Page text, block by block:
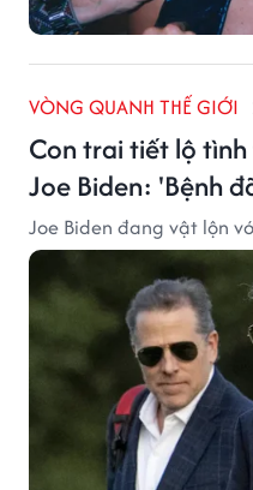
VÒNG QUANH THẾ GIỚI
Con trai tiết lộ
Joe Biden: 'Bệnh
Joe Biden đang vật lộn